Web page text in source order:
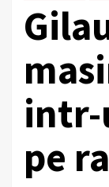
intr-
pe